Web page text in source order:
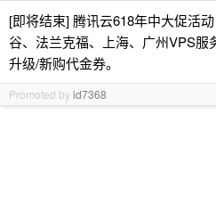
[即将结束] 腾讯云618年中大促活
谷、法兰克福、上海、广州VPS服
升级/新购代金券。
Promoted byid7368